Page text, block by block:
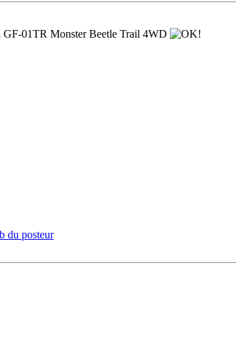
GF-01TR Monster Beetle Trail 4WD